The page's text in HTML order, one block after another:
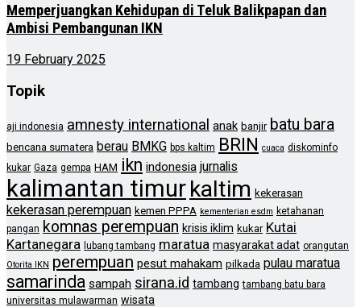
Memperjuangkan Kehidupan di Teluk Balikpapan dan
Ambisi Pembangunan IKN
19 February 2025
Topik
aji indonesia amnesty international anak banjir batu bara
bencana sumatera berau BMKG bps kaltim BRIN cuaca diskominfo
kukar Gaza gempa HAM ikn indonesia jurnalis
kalimantan timurkaltim kekerasan
kekerasan perempuan kemen PPPA kementerian esdm ketahanan
pangan komnas perempuan krisis iklim kukar Kutai
Kartanegara lubang tambang maratua masyarakat adat orangutan
Otorita IKN perempuan pesut mahakam pilkada pulau maratua
samarinda sampah sirana.id tambang tambang batu bara
universitas mulawarman wisata